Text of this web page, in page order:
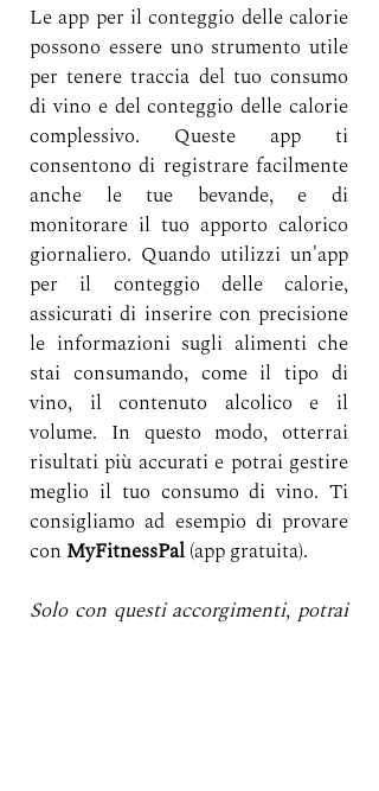
Le app per il conteggio delle calorie
possono essere uno strumento utile
per tenere traccia del tuo consumo
di vino e del conteggio delle calorie
complessivo. Queste app ti
consentono di registrare facilmente
anche le tue bevande, e di
monitorare il tuo apporto calorico
giornaliero. Quando utilizzi un'app
per il conteggio delle calorie,
assicurati di inserire con precisione
le informazioni sugli alimenti che
stai consumando, come il tipo di
vino, il contenuto alcolico e il
volume. In questo modo, otterrai
risultati più accurati e potrai gestire
meglio il tuo consumo di vino. Ti
consigliamo ad esempio di provare
con MyFitnessPal (app gratuita).
Solo con questi accorgimenti, potrai